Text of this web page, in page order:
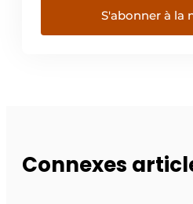
S'abonner à la
Connexes